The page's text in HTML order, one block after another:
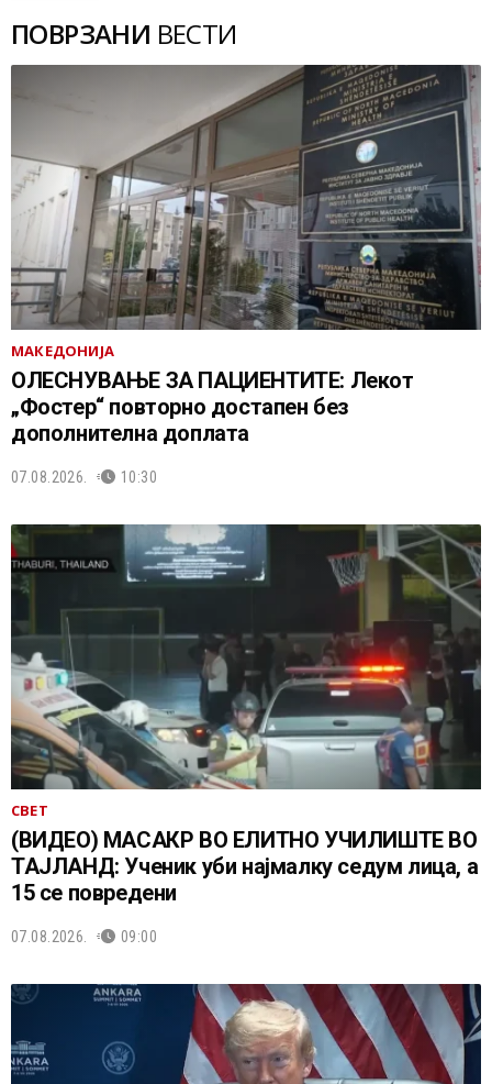
ПОВРЗАНИ ВЕСТИ
МАКЕДОНИЈА
ОЛЕСНУВАЊЕ ЗА ПАЦИЕНТИТЕ: Лекот
„Фостер“ повторно достапен без
дополнителна доплата
07.08.2026. 10:30
СВЕТ
(ВИДЕО) МАСАКР ВО ЕЛИТНО УЧИЛИШТЕ ВО
ТАЈЛАНД: Ученик уби најмалку седум лица, а
15 се повредени
07.08.2026. 09:00